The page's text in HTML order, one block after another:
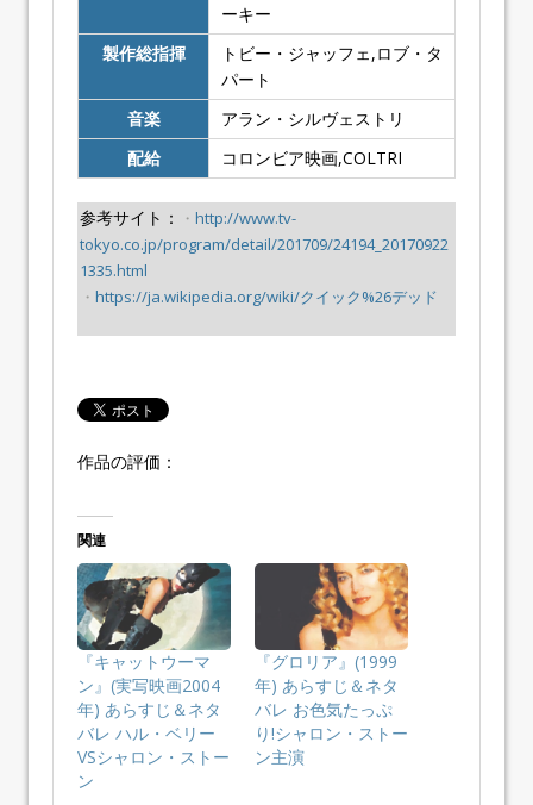
ーキー
製作総指揮
トビー・ジャッフェ,ロブ・タ
パート
音楽
アラン・シルヴェストリ
配給
コロンビア映画,COLTRI
参考サイト： ・ http://www.tv-
tokyo.co.jp/program/detail/201709/24194_20170922
1335.html
・ https://ja.wikipedia.org/wiki/クイック%26デッド
作品の評価：
関連
『キャットウーマ
ン』(実写映画2004
年) あらすじ＆ネタ
バレ ハル・ベリー
VSシャロン・ストー
ン
『グロリア』(1999
年) あらすじ＆ネタ
バレ お色気たっぷ
り!シャロン・ストー
ン主演